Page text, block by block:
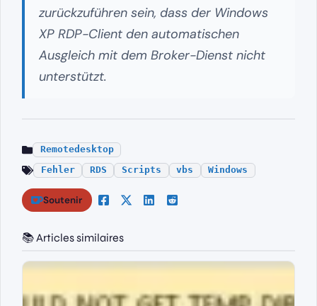
zurückzuführen sein, dass der Windows
XP RDP-Client den automatischen
Ausgleich mit dem Broker-Dienst nicht
unterstützt.
Remotedesktop
Fehler
RDS Scripts vbs Windows
Soutenir
📚 Articles similaires